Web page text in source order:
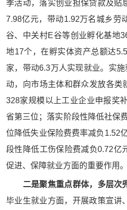
季活动，落实创业担保贷款及贴
7.98亿元，带动1.92万名城乡劳
谷、中关村E谷等创业孵化基地
地17个，在孵实体资产总额达
家，带动6.3万人实现就业。实施
动，向市场主体和群众发放各类
328家规模以上工业企业申报奖
省第三位；落实阶段性降低社保
位降低失业保险费费率减负1.52
段性降低工伤保险费减负0.72亿
促进、保障就业方面的重要作用。
二是聚焦重点群体，多层次
毕业生就业方面，开展政策宣讲